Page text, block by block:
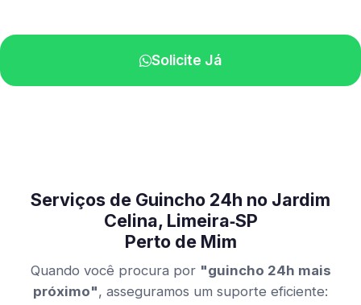
Solicite Já
Serviços de Guincho 24h no Jardim
Celina, Limeira‑SP
Perto de Mim
Quando você procura por "guincho 24h mais
próximo", asseguramos um suporte eficiente: